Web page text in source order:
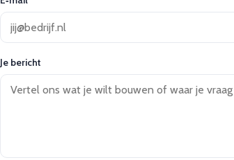
Je bericht